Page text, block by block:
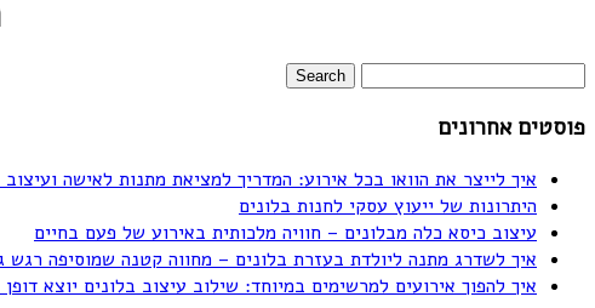
פוסטים אחרונים
איך לייצר את הוואו בכל אירוע: המדריך למציאת מתנות לאישה
היתרונות של ייעוץ עסקי לחנות בלונים
עיצוב כיסא כלה מבלונים – חוויה מלכותית באירוע של פעם בחיים
איך לשדרג מתנה ליולדת בעזרת בלונים – מחווה קטנה שמוסיפה רגש
איך להפוך אירועים למרשימים במיוחד: שילוב עיצוב בלונים יוצא